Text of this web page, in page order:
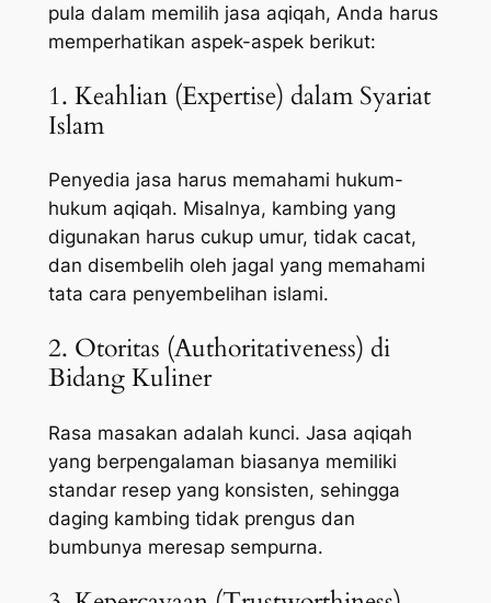
pula dalam memilih jasa aqiqah, Anda harus
memperhatikan aspek-aspek berikut:
1. Keahlian (Expertise) dalam Syariat
Islam
Penyedia jasa harus memahami hukum-
hukum aqiqah. Misalnya, kambing yang
digunakan harus cukup umur, tidak cacat,
dan disembelih oleh jagal yang memahami
tata cara penyembelihan islami.
2. Otoritas (Authoritativeness) di
Bidang Kuliner
Rasa masakan adalah kunci. Jasa aqiqah
yang berpengalaman biasanya memiliki
standar resep yang konsisten, sehingga
daging kambing tidak prengus dan
bumbunya meresap sempurna.